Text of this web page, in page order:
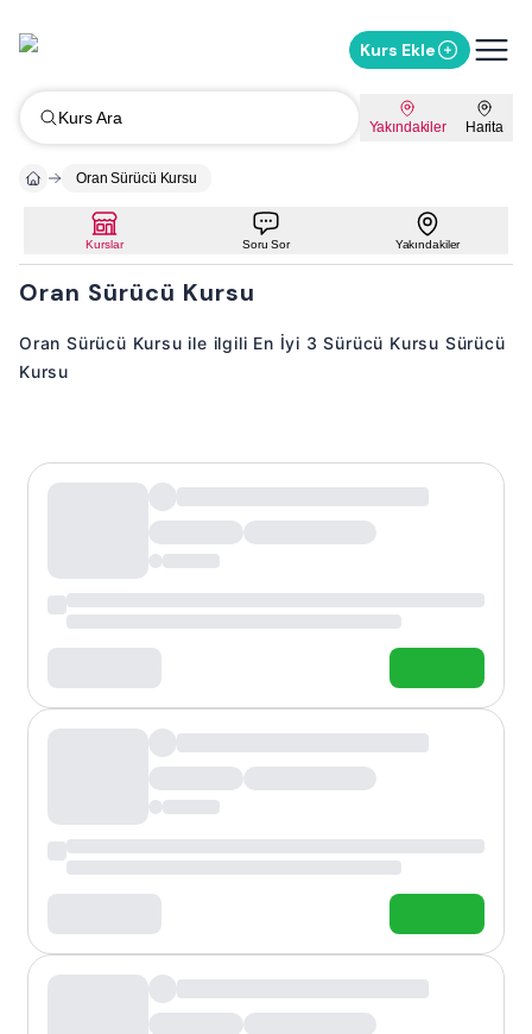
Kurs Ekle
Kurs Ara Yakındakiler Harita
Oran Sürücü Kursu
Kurslar Soru Sor Yakındakiler
Oran Sürücü Kursu
Oran Sürücü Kursu ile ilgili En İyi 3 Sürücü Kursu Sürücü
Kursu